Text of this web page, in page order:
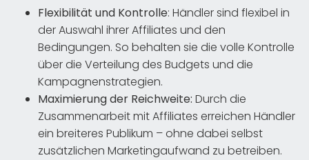
Flexibilität und Kontrolle: Händler sind flexibel in
der Auswahl ihrer Affiliates und den
Bedingungen. So behalten sie die volle Kontrolle
über die Verteilung des Budgets und die
Kampagnenstrategien.
Maximierung der Reichweite: Durch die
Zusammenarbeit mit Affiliates erreichen Händler
ein breiteres Publikum – ohne dabei selbst
zusätzlichen Marketingaufwand zu betreiben.